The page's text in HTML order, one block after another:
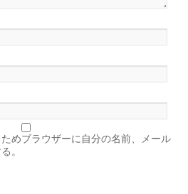
めブラウザーに自分の名前、メール
。